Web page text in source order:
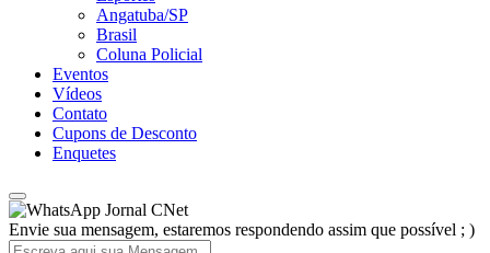
Angatuba/SP
Brasil
Coluna Policial
Eventos
Vídeos
Contato
Cupons de Desconto
Enquetes
Jornal CNet
Envie sua mensagem, estaremos respondendo assim que possível ; )